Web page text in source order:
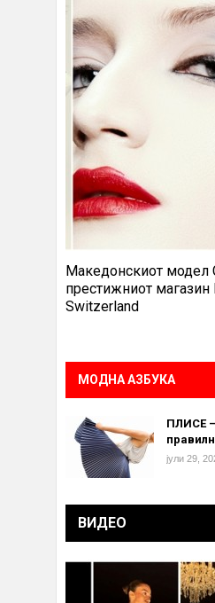
Македонскиот модел
престижниот магазин
Switzerland
МОДНА АЗБУКА
ПЛИСЕ
јули 29,
ВИДЕО